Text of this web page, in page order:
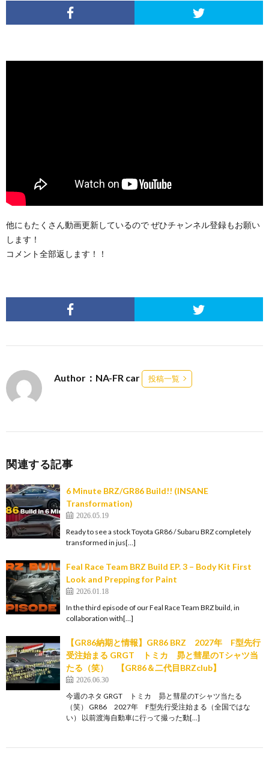
他にもたくさん動画更新しているので ぜひチャンネル登録もお願い
します！
コメント全部返します！！
Author：NA-FR car 投稿一覧
関連する記事
6 Minute BRZ/GR86 Build!! (INSANE
Transformation)
2026.05.19
Ready to see a stock Toyota GR86 / Subaru BRZ completely
transformed in jus[…]
Feal Race Team BRZ Build EP. 3 – Body Kit First
Look and Prepping for Paint
2026.01.18
In the third episode of our Feal Race Team BRZ build, in
collaboration with[…]
【GR86納期と情報】GR86 BRZ 2027年 F型先行
受注始まる GRGT トミカ 昴と彗星のTシャツ当
たる（笑） 【GR86＆二代目BRZclub】
2026.06.30
今週のネタ GRGT トミカ 昴と彗星のTシャツ当たる
（笑） GR86 2027年 F型先行受注始まる（全国ではな
い） 以前渡海自動車に行って撮った動[…]